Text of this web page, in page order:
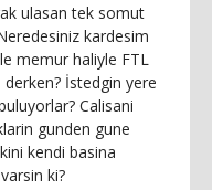
ulasan tek somut
kardesim
memur haliyle FTL
İstedgin yere
Calisani
gunden gune
kendi basina
ki?